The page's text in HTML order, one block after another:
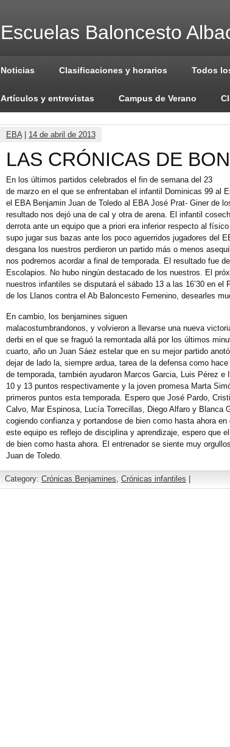
Escuelas Baloncesto
Noticias Clasificaciones y horarios Todos
Artículos y entrevistas Campus de Verano
EBA| 14 de abril de 2013
LAS CRÓNICAS DE
En los últimos partidos celebrados el fin de semana del 23
de marzo en el que se enfrentaban el infantil Dominicas 99 al
el EBA Benjamin Juan de Toledo al EBA José Prat- Giner de
resultado nos dejó una de cal y otra de arena. El infantil
derrota ante un equipo que a priori era inferior respecto al
supo jugar sus bazas ante los poco aguerridos jugadores del
desgana los nuestros perdieron un partido más o menos
nos podremos acordar a final de temporada. El resultado fue
Escolapios. No hubo ningún destacado de los nuestros. El
nuestros infantiles se disputará el sábado 13 a las 16’30 en el
de los Llanos contra el Ab Baloncesto Femenino, desearles
En cambio, los benjamines siguen
malacostumbrandonos, y volvieron a llevarse una nueva
derbi en el que se fraguó la remontada allá por los últimos
cuarto, año un Juan Sáez estelar que en su mejor partido
dejar de lado la, siempre ardua, tarea de la defensa como
de temporada, también ayudaron Marcos Garcia, Luis Pérez e
10 y 13 puntos respectivamente y la joven promesa Marta
primeros puntos esta temporada. Espero que José Pardo,
Calvo, Mar Espinosa, Lucía Torrecillas, Diego Alfaro y Blanca
cogiendo confianza y portandose de bien como hasta ahora en
este equipo es reflejo de disciplina y aprendizaje, espero que
de bien como hasta ahora. El entrenador se siente muy
Juan de Toledo.
Category: Crónicas Benjamines, Crónicas infantiles